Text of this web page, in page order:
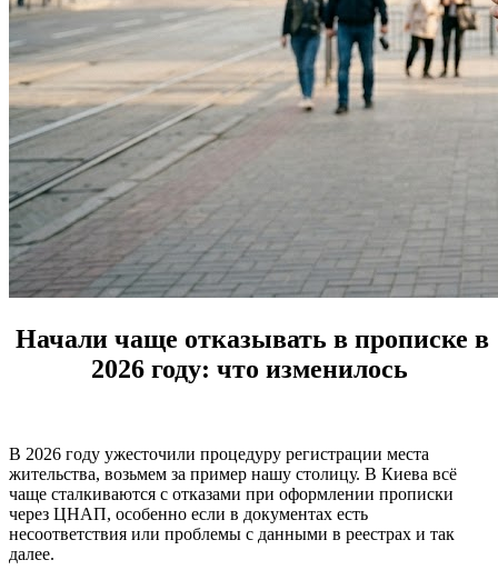
Начали чаще отказывать в прописке в
2026 году: что изменилось
В 2026 году ужесточили процедуру регистрации места
жительства, возьмем за пример нашу столицу. В Киева всё
чаще сталкиваются с отказами при оформлении прописки
через ЦНАП, особенно если в документах есть
несоответствия или проблемы с данными в реестрах и так
далее.